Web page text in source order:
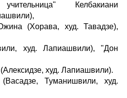
Келбакиани
(Хорава, худ. Тавадзе),
худ. Лапиашвили), "Дон
худ. Лапиашвили).
Туманишвили, худ.